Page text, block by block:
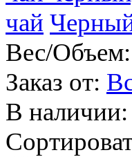
чай
Вес/Объем:
Заказ от:
В наличии: